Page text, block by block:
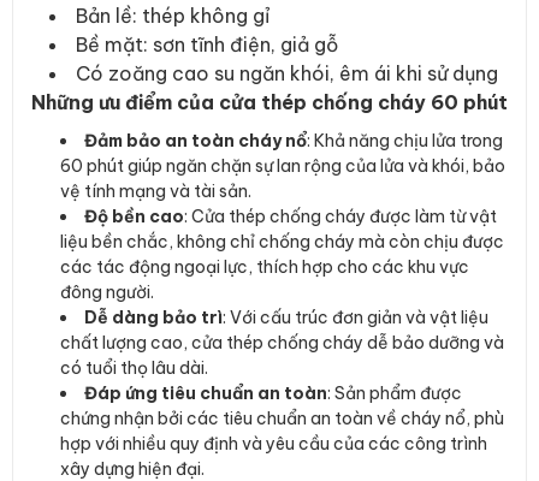
Bản lề: thép không gỉ
Bề mặt: sơn tĩnh điện, giả gỗ
Có zoăng cao su ngăn khói, êm ái khi sử dụng
Những ưu điểm của cửa thép chống cháy 60 phút
Đảm bảo an toàn cháy nổ: Khả năng chịu lửa trong
60 phút giúp ngăn chặn sự lan rộng của lửa và khói, bảo
vệ tính mạng và tài sản.
Độ bền cao: Cửa thép chống cháy được làm từ vật
liệu bền chắc, không chỉ chống cháy mà còn chịu được
các tác động ngoại lực, thích hợp cho các khu vực
đông người.
Dễ dàng bảo trì: Với cấu trúc đơn giản và vật liệu
chất lượng cao, cửa thép chống cháy dễ bảo dưỡng và
có tuổi thọ lâu dài.
Đáp ứng tiêu chuẩn an toàn: Sản phẩm được
chứng nhận bởi các tiêu chuẩn an toàn về cháy nổ, phù
hợp với nhiều quy định và yêu cầu của các công trình
xây dựng hiện đại.